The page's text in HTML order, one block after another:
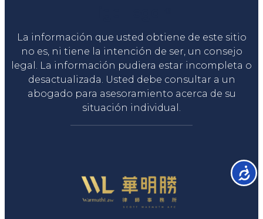
La información que usted obtiene de este sitio
no es, ni tiene la intención de ser, un consejo
legal. La información pudiera estar incompleta o
desactualizada. Usted debe consultar a un
abogado para asesoramiento acerca de su
situación individual.